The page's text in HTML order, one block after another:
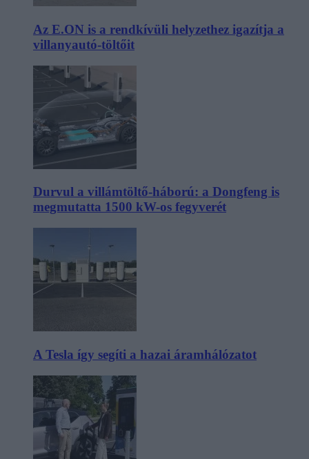
Az E.ON is a rendkívüli helyzethez igazítja a
villanyautó-töltőit
Durvul a villámtöltő-háború: a Dongfeng is
megmutatta 1500 kW-os fegyverét
A Tesla így segíti a hazai áramhálózatot